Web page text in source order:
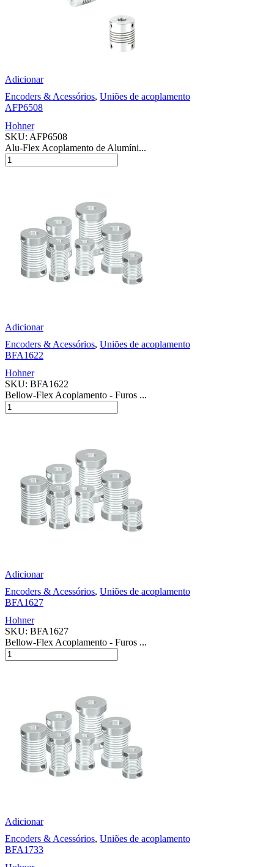
Adicionar
Encoders & Acessórios, Uniões de acoplamento
AFP6508
Hohner
SKU: AFP6508
Alu-Flex Acoplamento de Alumíni...
Adicionar
Encoders & Acessórios, Uniões de acoplamento
BFA1622
Hohner
SKU: BFA1622
Bellow-Flex Acoplamento - Furos ...
Adicionar
Encoders & Acessórios, Uniões de acoplamento
BFA1627
Hohner
SKU: BFA1627
Bellow-Flex Acoplamento - Furos ...
Adicionar
Encoders & Acessórios, Uniões de acoplamento
BFA1733